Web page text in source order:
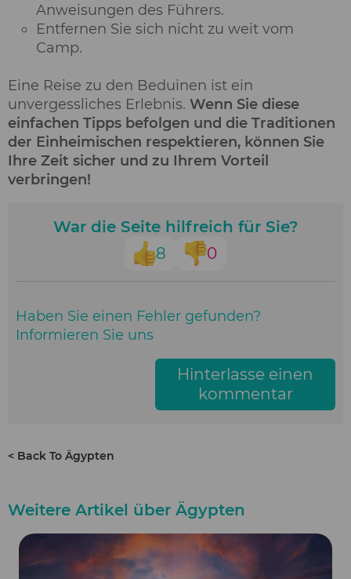
Anweisungen des Führers.
Entfernen Sie sich nicht zu weit vom
Camp.
Eine Reise zu den Beduinen ist ein
unvergessliches Erlebnis. Wenn Sie diese
einfachen Tipps befolgen und die Traditionen
der Einheimischen respektieren, können Sie
Ihre Zeit sicher und zu Ihrem Vorteil
verbringen!
War die Seite hilfreich für Sie?
8
0
Haben Sie einen Fehler gefunden?
Informieren Sie uns
Hinterlasse einen
kommentar
< Back To Ägypten
Weitere Artikel über Ägypten